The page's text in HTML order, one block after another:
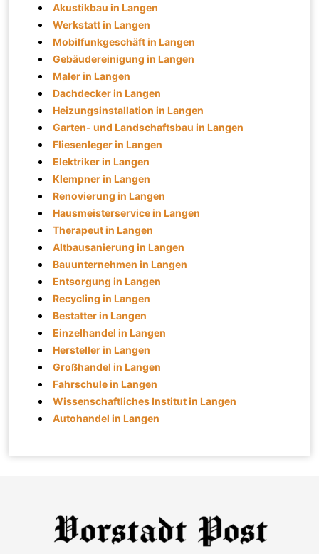
Akustikbau in Langen
Werkstatt in Langen
Mobilfunkgeschäft in Langen
Gebäudereinigung in Langen
Maler in Langen
Dachdecker in Langen
Heizungsinstallation in Langen
Garten- und Landschaftsbau in Langen
Fliesenleger in Langen
Elektriker in Langen
Klempner in Langen
Renovierung in Langen
Hausmeisterservice in Langen
Therapeut in Langen
Altbausanierung in Langen
Bauunternehmen in Langen
Entsorgung in Langen
Recycling in Langen
Bestatter in Langen
Einzelhandel in Langen
Hersteller in Langen
Großhandel in Langen
Fahrschule in Langen
Wissenschaftliches Institut in Langen
Autohandel in Langen